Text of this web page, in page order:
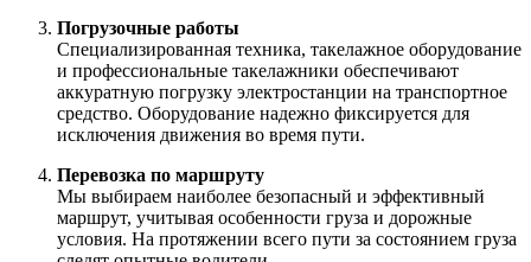
Погрузочные работы
Специализированная техника, такелажное оборудование
и профессиональные такелажники обеспечивают
аккуратную погрузку электростанции на транспортное
средство. Оборудование надежно фиксируется для
исключения движения во время пути.
Перевозка по маршруту
Мы выбираем наиболее безопасный и эффективный
маршрут, учитывая особенности груза и дорожные
условия. На протяжении всего пути за состоянием груза